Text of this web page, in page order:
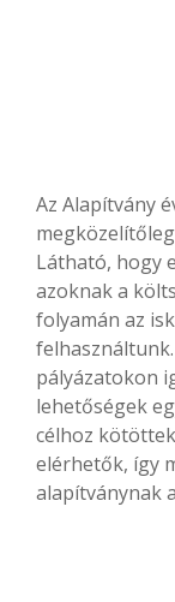
Az Alapítvány
Látható, hogy
azoknak a
folyamán az
pályázatokon
lehetőségek
célhoz
elérhetők, így
alapítványnak